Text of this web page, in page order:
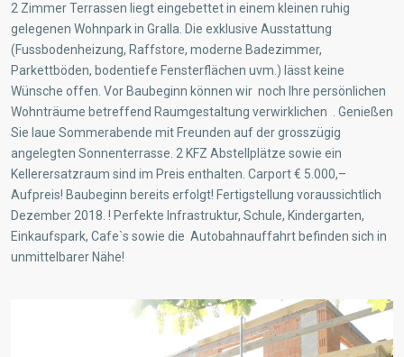
2 Zimmer Terrassen liegt eingebettet in einem kleinen ruhig
gelegenen Wohnpark in Gralla. Die exklusive Ausstattung
(Fussbodenheizung, Raffstore, moderne Badezimmer,
Parkettböden, bodentiefe Fensterflächen uvm.) lässt keine
Wünsche offen. Vor Baubeginn können wir noch Ihre persönlichen
Wohnträume betreffend Raumgestaltung verwirklichen . Genießen
Sie laue Sommerabende mit Freunden auf der grosszügig
angelegten Sonnenterrasse. 2 KFZ Abstellplätze sowie ein
Kellerersatzraum sind im Preis enthalten. Carport € 5.000,–
Aufpreis! Baubeginn bereits erfolgt! Fertigstellung voraussichtlich
Dezember 2018. ! Perfekte Infrastruktur, Schule, Kindergarten,
Einkaufspark, Cafe`s sowie die Autobahnauffahrt befinden sich in
unmittelbarer Nähe!